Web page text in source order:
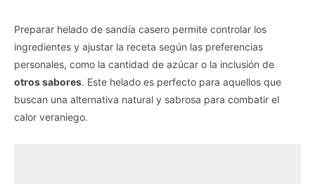
Preparar helado de sandía casero permite controlar los
ingredientes y ajustar la receta según las preferencias
personales, como la cantidad de azúcar o la inclusión de
otros sabores. Este helado es perfecto para aquellos que
buscan una alternativa natural y sabrosa para combatir el
calor veraniego.